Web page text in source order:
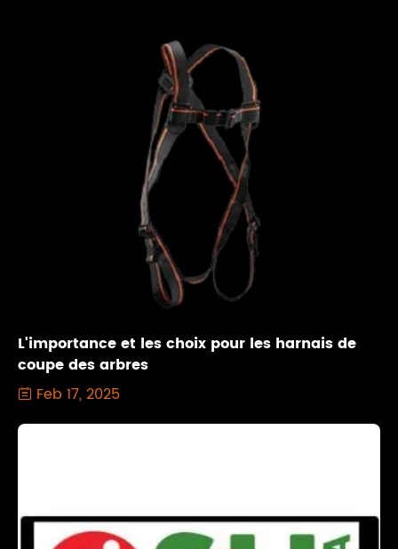
L'importance et les choix pour les harnais de
coupe des arbres
 Feb 17, 2025